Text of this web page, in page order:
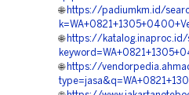
🌐 https://padiumkm.id/
🌐 https://katalog.inaproc.id/
🌐 https://